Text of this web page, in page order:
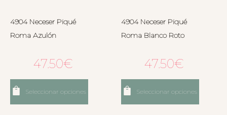
4904 Neceser Piqué
Roma Azulón
47.50€
Seleccionar opciones
4904 Neceser Piqué
Roma Blanco Roto
47.50€
Seleccionar opciones